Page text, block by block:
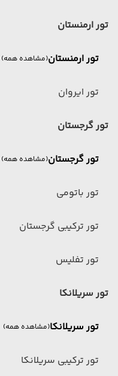
تور ارمنستان
تور ارمنستان(مشاهده همه)
تور ایروان
تور گرجستان
تور گرجستان(مشاهده همه)
تور باتومی
تور ترکیبی گرجستان
تور تفلیس
تور سریلانکا
تور سریلانکا(مشاهده همه)
تور ترکیبی سریلانکا